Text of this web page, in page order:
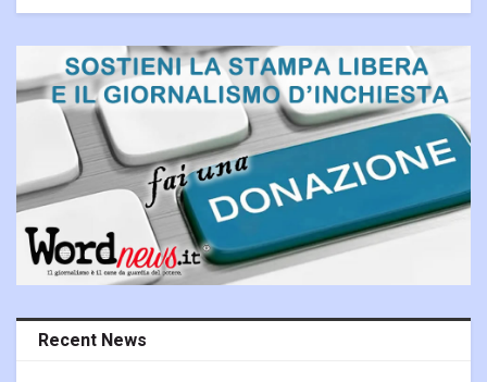
Recent News